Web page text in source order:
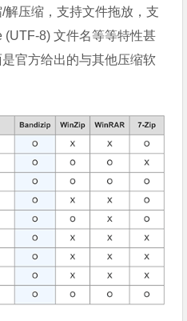
解压缩，支持文件拖放，支
8) 文件名等等特性甚
官方给出的与其他压缩软